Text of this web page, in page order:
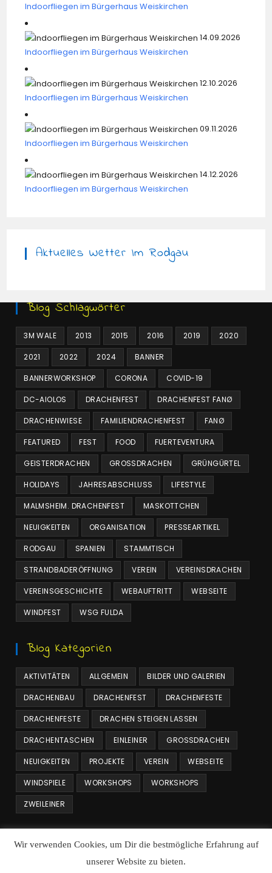
Indoorfliegen im Bürgerhaus Weiskirchen
14.09.2026
Indoorfliegen im Bürgerhaus Weiskirchen
12.10.2026
Indoorfliegen im Bürgerhaus Weiskirchen
09.11.2026
Indoorfliegen im Bürgerhaus Weiskirchen
14.12.2026
Indoorfliegen im Bürgerhaus Weiskirchen
Aktuelles Wetter Im Rodgau
Blog Schlagwörter
3M WALE 2013 2015 2016 2019 2020
2021 2022 2024 BANNER
BANNERWORKSHOP CORONA COVID-19
DC-AIOLOS DRACHENFEST DRACHENFEST FANØ
DRACHENWIESE FAMILIENDRACHENFEST FANØ
FEATURED FEST FOOD FUERTEVENTURA
GEISTERDRACHEN GROSSDRACHEN GRÜNGÜRTEL
HOLIDAYS JAHRESABSCHLUSS LIFESTYLE
MALMSHEIM. DRACHENFEST MASKOTTCHEN
NEUIGKEITEN ORGANISATION PRESSEARTIKEL
RODGAU SPANIEN STAMMTISCH
STRANDBADERÖFFNUNG VEREIN VEREINSDRACHEN
VEREINSGESCHICHTE WEBAUFTRITT WEBSEITE
WINDFEST WSG FULDA
Blog Kategorien
AKTIVITÄTEN ALLGEMEIN BILDER UND GALERIEN
DRACHENBAU DRACHENFEST DRACHENFESTE
DRACHENFESTE DRACHEN STEIGEN LASSEN
DRACHENTASCHEN EINLEINER GROSSDRACHEN
NEUIGKEITEN PROJEKTE VEREIN WEBSEITE
WINDSPIELE WORKSHOPS WORKSHOPS
ZWEILEINER
Beitrags Archiv
Wir verwenden Cookies, um Dir die bestmögliche Erfahrung auf
unserer Website zu bieten.